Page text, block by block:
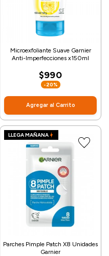
Microexfoliante Suave Garnier
Anti-Imperfecciones x150ml
$990
-20%
Agregar al Carrito
LLEGA MAÑANA
Parches Pimple Patch X8 Unidades
Garnier